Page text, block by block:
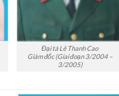
Đại tá Lê Thanh Cao
Giám đốc (Giai đoạn 3/2004 –
3/2005)